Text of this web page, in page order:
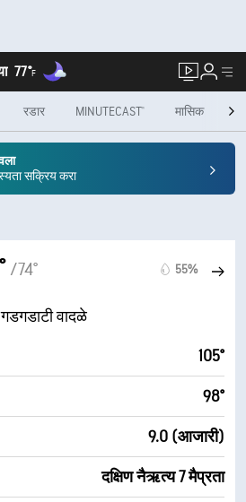
77°F
रडार MINUTECAST® मासिक
सक्रिय करा
/74° 55%
गडगडाटी वादळे
105°
98°
9.0 (आजारी)
दक्षिण नैऋत्य 7 मैप्रता